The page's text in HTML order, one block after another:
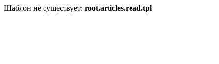
Шаблон не существует: root.articles.read.tpl